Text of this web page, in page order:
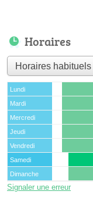
Horaires
Lundi
Mardi
Mercredi
Jeudi
Vendredi
Samedi
Dimanche
Signaler une erreur